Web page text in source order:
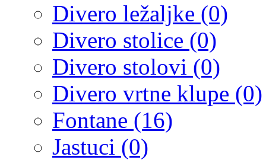
Divero ležaljke (0)
Divero stolice (0)
Divero stolovi (0)
Divero vrtne klupe (0)
Fontane (16)
Jastuci (0)